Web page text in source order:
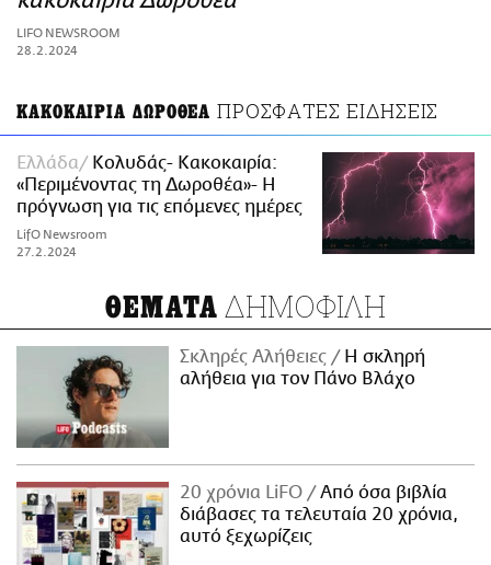
ΑΜΠΑ
PRINT
LIFO NEWSROOM
28.2.2024
ΚΑΚΟΚΑΙΡΙΑ ΔΩΡΟΘΕΑ ΠΡΟΣΦΑΤΕΣ ΕΙΔΗΣΕΙΣ
Ελλάδα
Κολυδάς- Κακοκαιρία:
«Περιμένοντας τη Δωροθέα»- Η
πρόγνωση για τις επόμενες ημέρες
LifO Newsroom
27.2.2024
ΘΕΜΑΤΑ ΔΗΜΟΦΙΛΗ
Σκληρές Αλήθειες
H σκληρή
αλήθεια για τον Πάνο Βλάχο
20 χρόνια LiFO
Από όσα βιβλία
διάβασες τα τελευταία 20 χρόνια,
αυτό ξεχωρίζεις